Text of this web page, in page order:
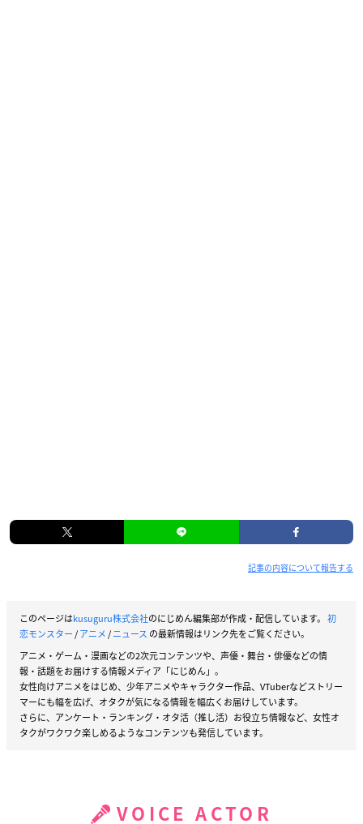
記事の内容について報告する
このページはkusuguru株式会社のにじめん編集部が作成・配信しています。 初
恋モンスター/アニメ/ニュース の最新情報はリンク先をご覧ください。
アニメ・ゲーム・漫画などの2次元コンテンツや、声優・舞台・俳優などの情
報・話題をお届けする情報メディア「にじめん」。
女性向けアニメをはじめ、少年アニメやキャラクター作品、VTuberなどストリー
マーにも幅を広げ、オタクが気になる情報を幅広くお届けしています。
さらに、アンケート・ランキング・オタ活（推し活）お役立ち情報など、女性オ
タクがワクワク楽しめるようなコンテンツも発信しています。
VOICE ACTOR